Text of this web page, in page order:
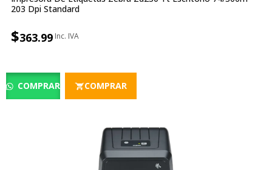
203 Dpi Standard
$363.99
COMPRAR COMPRAR